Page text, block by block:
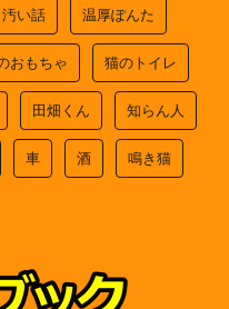
汚い話 温厚ぽんた
おもちゃ 猫のトイレ
田畑くん 知らん人
車 酒 鳴き猫